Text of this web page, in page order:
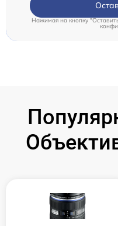
Нажимая на кнопку